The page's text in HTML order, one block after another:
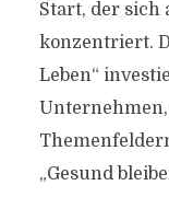
Start, der sich
konzentriert.
Leben“
„Gesund